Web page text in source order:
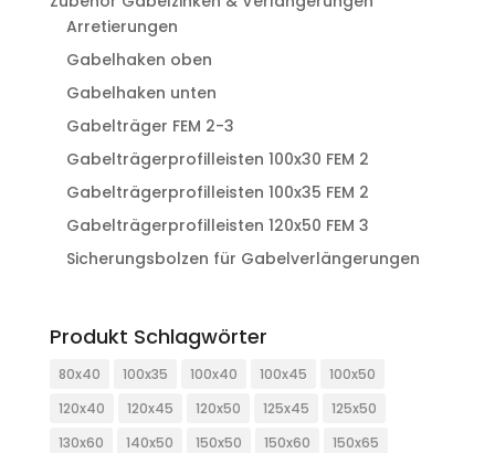
Arretierungen
Gabelhaken oben
Gabelhaken unten
Gabelträger FEM 2-3
Gabelträgerprofilleisten 100x30 FEM 2
Gabelträgerprofilleisten 100x35 FEM 2
Gabelträgerprofilleisten 120x50 FEM 3
Sicherungsbolzen für Gabelverlängerungen
Produkt Schlagwörter
80x40 100x35 100x40 100x45
100x50
120x40
120x45 120x50 125x45
125x50
130x60
140x50 150x50 150x60
150x65